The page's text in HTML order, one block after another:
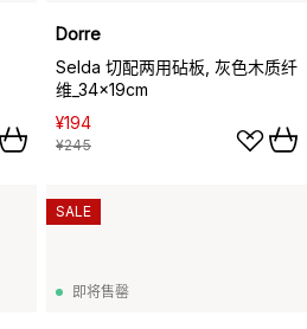
Dorre
Selda 切配两用砧板, 灰色木质纤
维_34x19cm
¥194
¥245
即将售罄
SALE